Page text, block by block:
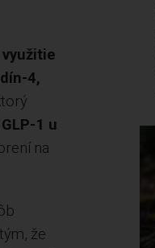
4,
1 u
na
že